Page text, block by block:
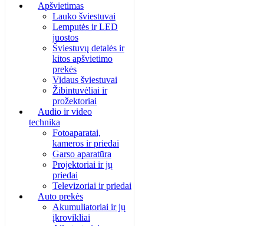
Apšvietimas
Lauko šviestuvai
Lemputės ir LED
juostos
Šviestuvų detalės ir
kitos apšvietimo
prekės
Vidaus šviestuvai
Žibintuvėliai ir
prožektoriai
Audio ir video
technika
Fotoaparatai,
kameros ir priedai
Garso aparatūra
Projektoriai ir jų
priedai
Televizoriai ir priedai
Auto prekės
Akumuliatoriai ir jų
įkrovikliai